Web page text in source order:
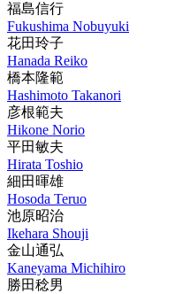
福島信行
Fukushima Nobuyuki
花田玲子
Hanada Reiko
橋本隆範
Hashimoto Takanori
彦根範夫
Hikone Norio
平田敏夫
Hirata Toshio
細田暉雄
Hosoda Teruo
池原昭治
Ikehara Shouji
金山通弘
Kaneyama Michihiro
勝田稔男